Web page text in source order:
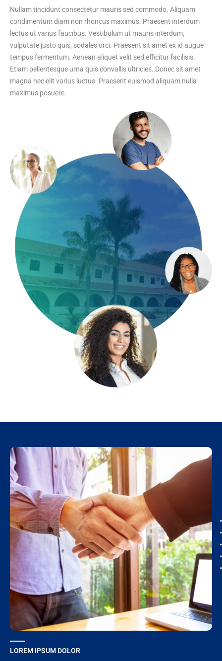
Nullam tincidunt consectetur mauris sed commodo. Aliquam
condimentum diam non rhoncus maximus. Praesent interdum
lectus ut varius faucibus. Vestibulum ut mauris interdum,
vulputate justo quis, sodales orci. Praesent sit amet ex id augue
tempus fermentum. Aenean aliquet velit sed efficitur facilisis.
Etiam pellentesque urna quis convallis ultricies. Donec sit amet
magna nec elit varius luctus. Praesent euismod aliquam nulla
maximus posuere.
LOREM IPSUM DOLOR